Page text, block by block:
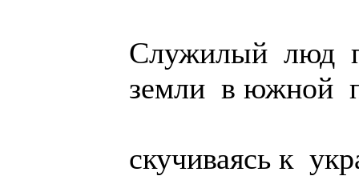
Служилый люд
земли в южной
скучиваясь к